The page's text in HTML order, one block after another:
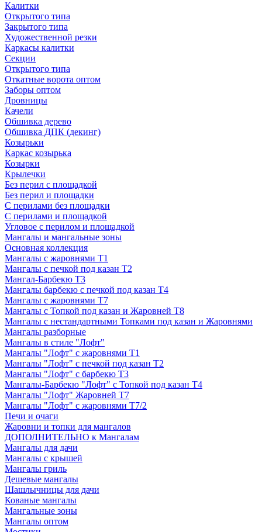
Калитки
Открытого типа
Закрытого типа
Художественной резки
Каркасы калитки
Секции
Открытого типа
Откатные ворота оптом
Заборы оптом
Дровницы
Качели
Обшивка дерево
Обшивка ДПК (декинг)
Козырьки
Каркас козырька
Козырки
Крылечки
Без перил с площадкой
Без перил и площадки
С перилами без площадки
С перилами и площадкой
Угловое с перилом и площадкой
Мангалы и мангальные зоны
Основная коллекция
Мангалы с жаровнями Т1
Мангалы с печкой под казан Т2
Мангал-Барбекю Т3
Мангалы барбекю с печкой под казан Т4
Мангалы с жаровнями Т7
Мангалы с Топкой под казан и Жаровней Т8
Мангалы с нестандартными Топками под казан и Жаровнями
Мангалы разборные
Мангалы в стиле "Лофт"
Мангалы "Лофт" с жаровнями Т1
Мангалы "Лофт" с печкой под казан Т2
Мангалы "Лофт" с барбекю Т3
Мангалы-Барбекю "Лофт" с Топкой под казан Т4
Мангалы "Лофт" Жаровней Т7
Мангалы "Лофт" с жаровнями Т7/2
Печи и очаги
Жаровни и топки для мангалов
ДОПОЛНИТЕЛЬНО к Мангалам
Мангалы для дачи
Мангалы с крышей
Мангалы гриль
Дешевые мангалы
Шашлычницы для дачи
Кованые мангалы
Мангальные зоны
Мангалы оптом